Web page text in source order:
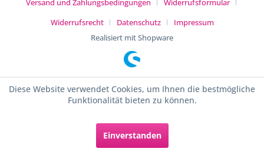
Versand und Zahlungsbedingungen
Widerrufsformular
Widerrufsrecht
Datenschutz
Impressum
Realisiert mit Shopware
Diese Website verwendet Cookies, um Ihnen die bestmögliche
Funktionalität bieten zu können.
Einverstanden